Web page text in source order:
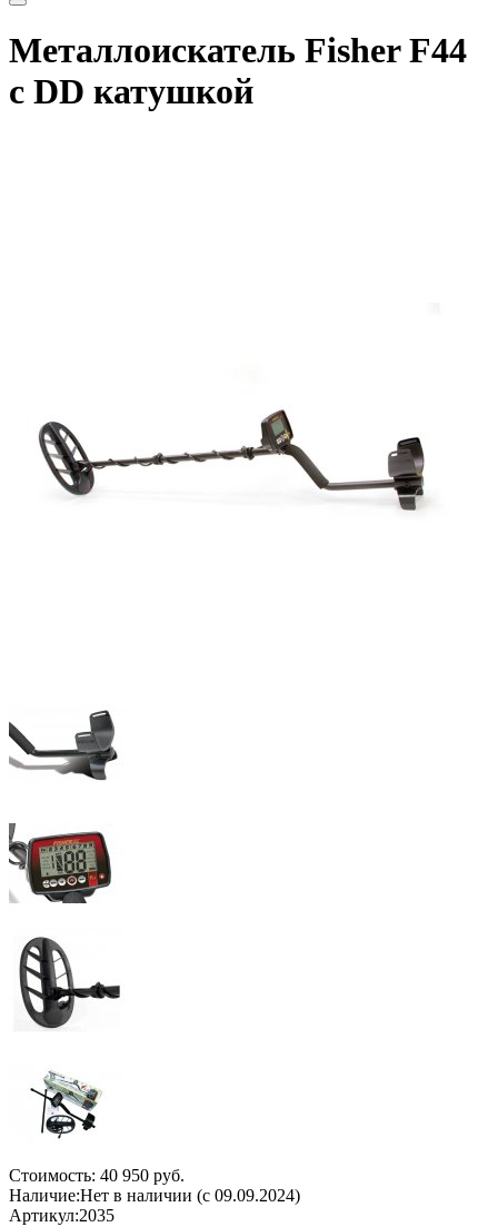
Металлоискатель Fisher F44
с DD катушкой
Стоимость: 40 950 руб.
Наличие:Нет в наличии (с 09.09.2024)
Артикул:2035